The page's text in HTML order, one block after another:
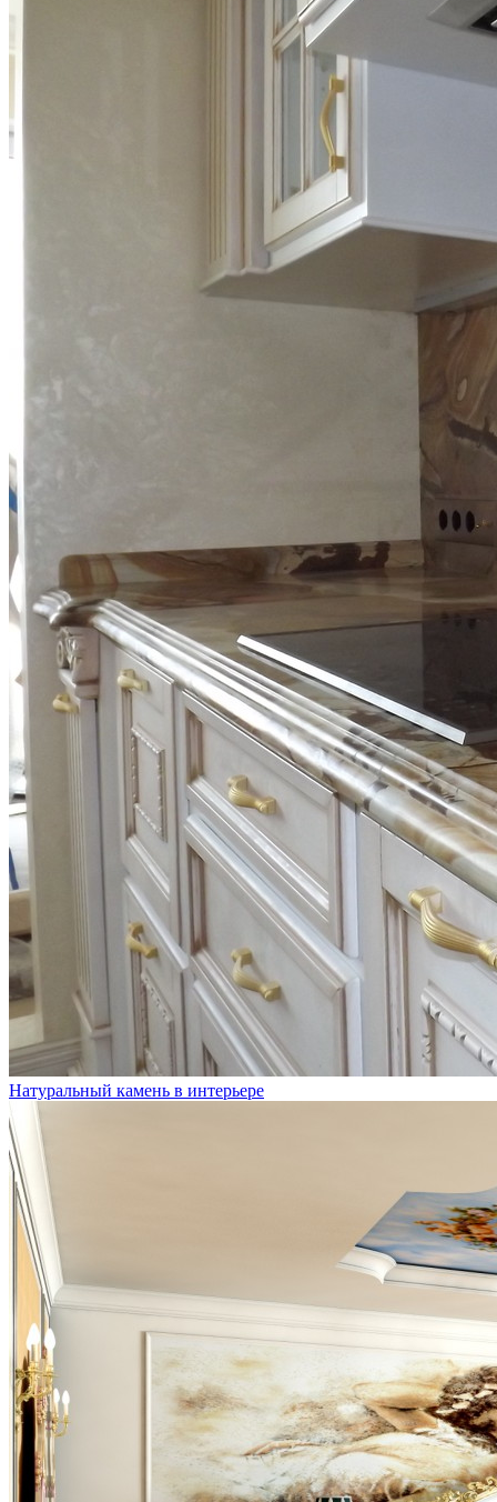
Натуральный камень в интерьере